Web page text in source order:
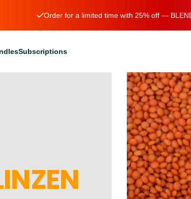
Order for a limited time with 25% off —
Subscriptions